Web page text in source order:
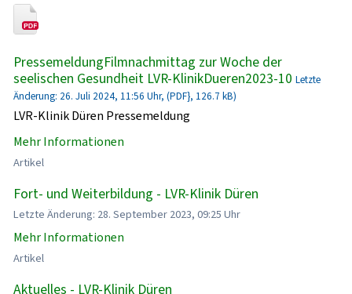
PressemeldungFilmnachmittag zur Woche der
seelischen Gesundheit LVR-KlinikDueren2023-10 Letzte
Änderung: 26. Juli 2024, 11:56 Uhr, (PDF}, 126.7 kB)
LVR-Klinik Düren Pressemeldung
Mehr Informationen
Artikel
Fort- und Weiterbildung - LVR-Klinik Düren
Letzte Änderung: 28. September 2023, 09:25 Uhr
Mehr Informationen
Artikel
Aktuelles - LVR-Klinik Düren